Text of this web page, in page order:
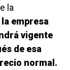
la
la empresa
vigente
de esa
normal.